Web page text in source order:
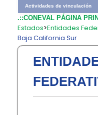
Actividades de vinculación
.::CONEVAL PÁGINA
Estados>Entidades
Baja California Sur